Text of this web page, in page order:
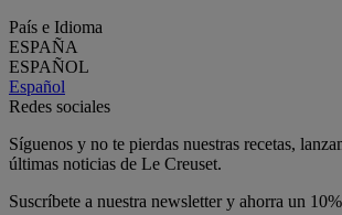
País e Idioma
ESPAÑA
ESPAÑOL
Español
Redes sociales
Síguenos y no te pierdas nuestras recetas,
últimas noticias de Le Creuset.
Suscríbete a nuestra newsletter y ahorra un